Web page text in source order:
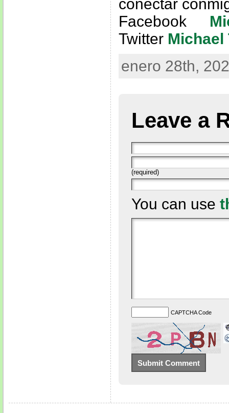
conectar
Facebook
Twitter Michael
enero 28th,
Leave a
(required)
You can use
CAPTCHA Code